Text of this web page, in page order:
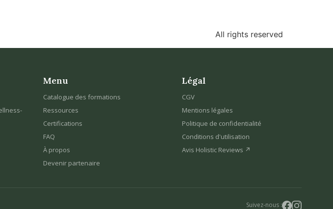
All rights reserved
Menu
Catalogue des formations
Ressources
Certifications
FAQ
À propos
Devenir partenaire
Légal
CGV
Mentions légales
Politique de confidentialité
Conditions d'utilisation
Avis Holistic Reviews ↗
Suivez-nous :